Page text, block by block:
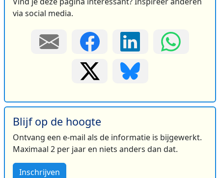
via social media.
Blijf op de hoogte
Ontvang een e-mail als de informatie is bijgewerkt.
Maximaal 2 per jaar en niets anders dan dat.
Inschrijven